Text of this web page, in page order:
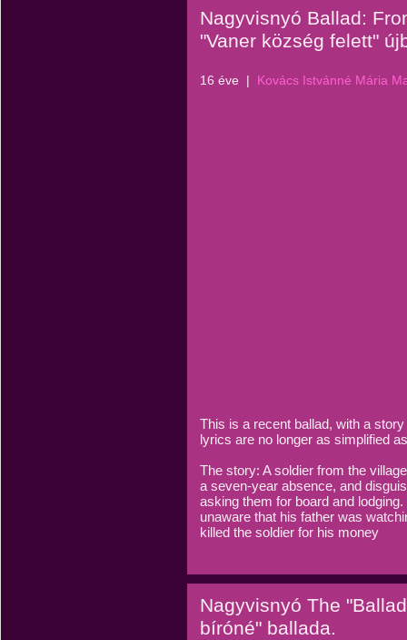
Nagyvisnyó Ballad:
"Vaner község felett"
16 éve | Kovács Istvánné Mária
This is a recent ballad, with a
lyrics are no longer as simplified
The story: A soldier from the
a seven-year absence, and
asking them for board and
unaware that his father was
killed the soldier for his money
Nagyvisnyó The
bíróné" ballada.